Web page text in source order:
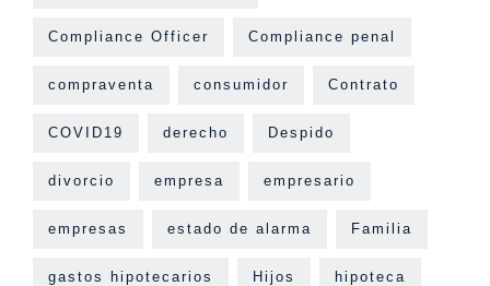
Compliance Officer Compliance penal
compraventa consumidor Contrato
COVID19 derecho Despido
divorcio empresa empresario
empresas estado de alarma Familia
gastos hipotecarios Hijos hipoteca